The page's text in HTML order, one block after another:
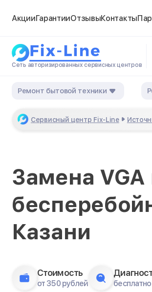
АкцииГарантииОтзывыКонтакты
Сеть авторизированных сервисных центров
Ремонт бытовой техники
Сервисный центр Fix-Line
Замена VGA
Казани
Стоимость
от 350 рублей бесплатно